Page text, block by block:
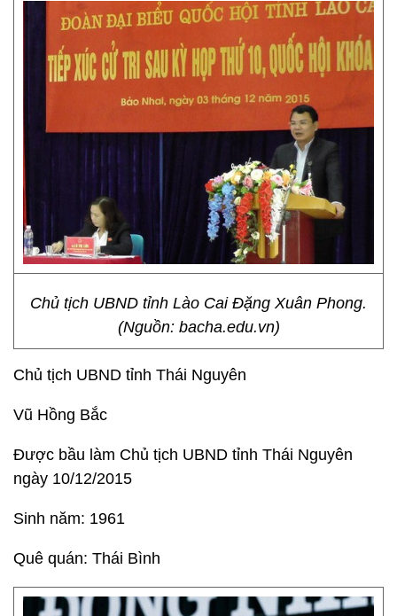
Chủ tịch UBND tỉnh Lào Cai Đặng Xuân Phong.
(Nguồn: bacha.edu.vn)
Chủ tịch UBND tỉnh Thái Nguyên
Vũ Hồng Bắc
Được bầu làm Chủ tịch UBND tỉnh Thái Nguyên
ngày 10/12/2015
Sinh năm: 1961
Quê quán: Thái Bình